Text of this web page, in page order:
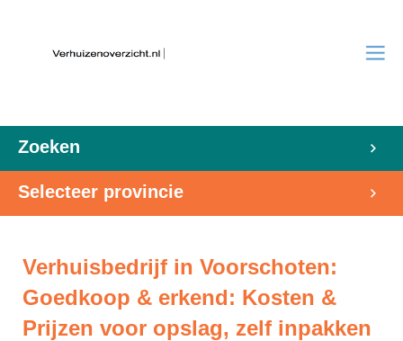
Zoeken
Selecteer provincie
Verhuisbedrijf in Voorschoten:
Goedkoop & erkend: Kosten &
Prijzen voor opslag, zelf inpakken